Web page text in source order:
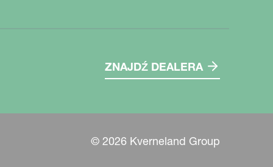
ZNAJDŹ DEALERA
© 2026 Kverneland Group